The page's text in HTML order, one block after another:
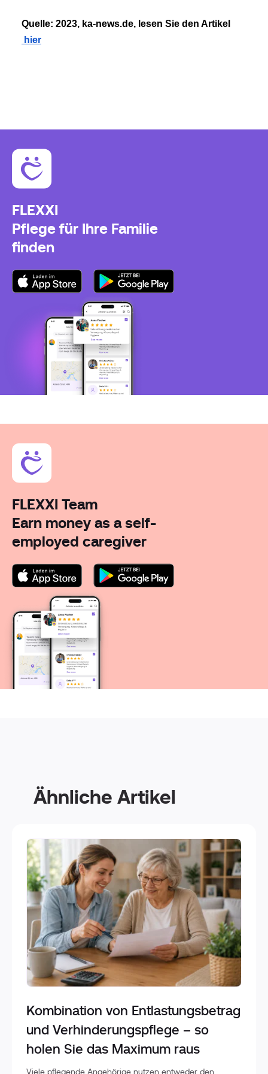
Quelle: 2023, ka-news.de, lesen Sie den Artikel
hier
FLEXXI
Pflege für Ihre Familie
finden
FLEXXI Team
Earn money as a self-
employed caregiver
Ähnliche Artikel
Kombination von Entlastungsbetrag
und Verhinderungspflege – so
holen Sie das Maximum raus
Viele pflegende Angehörige nutzen entweder den